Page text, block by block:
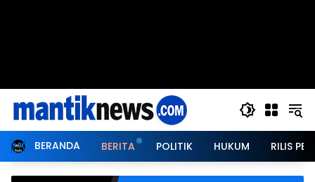
BERANDA BERITA POLITIK HUKUM RILIS